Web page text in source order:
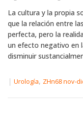
La cultura y la propia
que la relación entre
perfecta, pero la
un efecto negativo en
disminuir
| Urología, ZHn68 nov-